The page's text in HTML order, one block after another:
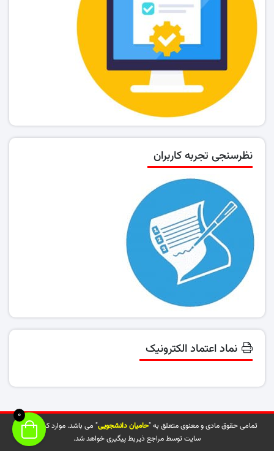
نظرسنجی تجربه کاربران
نماد اعتماد الکترونیک
تمامی حقوق مادی و معنوی متعلق به "حامیان دانشجویی" می باشد. موارد کپی شده از
سایت توسط مراجع ذیربط پیگیری خواهد شد.
0